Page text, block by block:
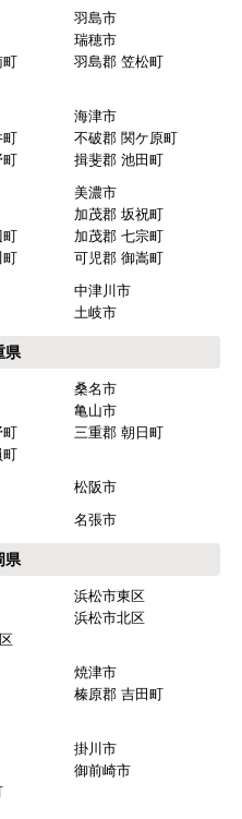
きましたか？】
きましたか？
切でしたか？
したか？
したか？
・整水器 【注文時
イルから）
由は？】
ため
きましたか？】
届けてくれた
羽島市
瑞穂市
町
羽島郡 笠松町
海津市
町
不破郡 関ケ原町
町
揖斐郡 池田町
美濃市
加茂郡 坂祝町
町
加茂郡 七宗町
町
可児郡 御嵩町
中津川市
土岐市
県
桑名市
亀山市
町
三重郡 朝日町
町
松阪市
名張市
県
浜松市東区
浜松市北区
焼津市
榛原郡 吉田町
掛川市
御前崎市